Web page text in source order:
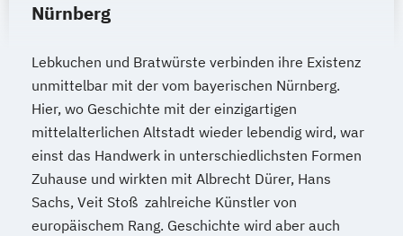
Nürnberg
Lebkuchen und Bratwürste verbinden ihre Existenz
unmittelbar mit der vom bayerischen Nürnberg.
Hier, wo Geschichte mit der einzigartigen
mittelalterlichen Altstadt wieder lebendig wird, war
einst das Handwerk in unterschiedlichsten Formen
Zuhause und wirkten mit Albrecht Dürer, Hans
Sachs, Veit Stoß zahlreiche Künstler von
europäischem Rang. Geschichte wird aber auch